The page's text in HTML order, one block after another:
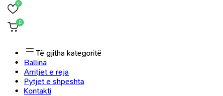
0
0
Të gjitha kategoritë
Ballina
Arritjet e reja
Pytjet e shpeshta
Kontakti